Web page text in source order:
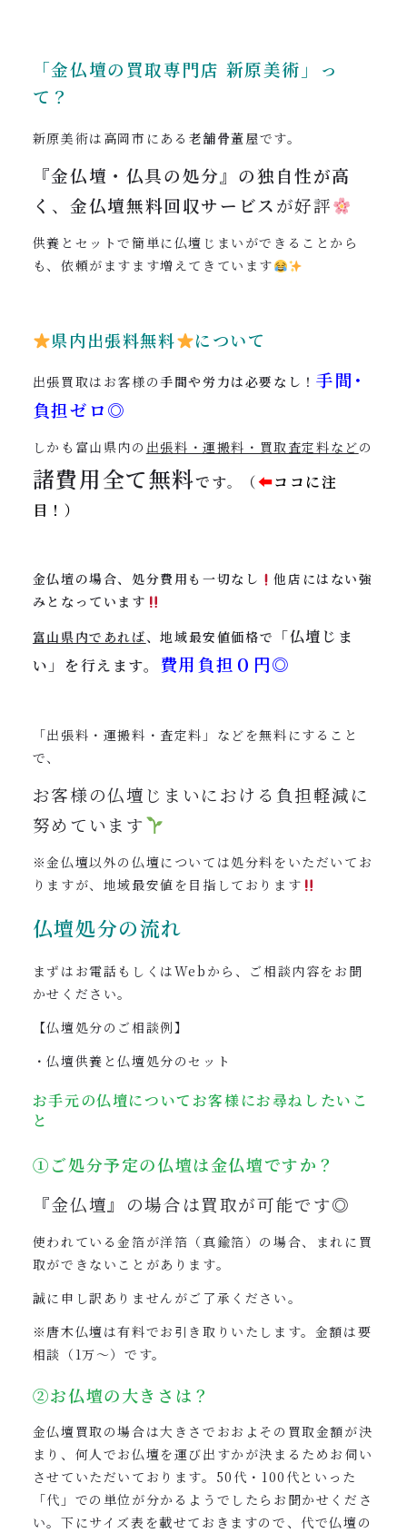
「金仏壇の買取専門店 新原美術」っ
て？
新原美術は高岡市にある 老舗骨董屋です。
『金仏壇・仏具の処分』の独自性が高
く 、金仏壇無料回収サービスが好評
供養とセットで簡単に仏壇じまいができることから
も、依頼がますます増えてきています
県内出張料無料 について
出張買取はお客様の手間や労力は必要なし！ 手間･
負担ゼロ◎
しかも富山県内の 出張料・運搬料・買取査定料などの
諸費用全て無料です。 （⬅︎ココに注
目！）
金仏壇の場合、処分費用も一切なし
他店にはない強
みとなっています
富山県内であれば、地域最安値価格で 「仏壇じま
い」を行えます。 費用負担０円◎
「出張料・運搬料・査定料」などを無料にすること
で、
お客様の仏壇じまいにおける負担軽減に
努めています
※金仏壇以外の仏壇については処分料をいただいてお
りますが、地域最安値を目指しております
仏壇処分の流れ
まずはお電話もしくはWebから、ご相談内容をお聞
かせください。
【仏壇処分のご相談例】
・仏壇供養と仏壇処分のセット
お手元の仏壇についてお客様にお尋ねしたいこ
と
①ご処分予定の仏壇は金仏壇ですか？
『金仏壇』の場合は買取が可能です◎
使われている金箔が洋箔（真鍮箔）の場合、まれに買
取ができないことがあります。
誠に申し訳ありませんがご了承ください。
※唐木仏壇は有料でお引き取りいたします。金額は要
相談（1万〜）です。
②お仏壇の大きさは？
金仏壇買取の場合は大きさでおおよその買取金額が決
まり、何人でお仏壇を運び出すかが決まるためお伺い
させていただいております。50代・100代といった
「代」での単位が分かるようでしたらお聞かせくださ
い。下にサイズ表を載せておきますので、代で仏壇の